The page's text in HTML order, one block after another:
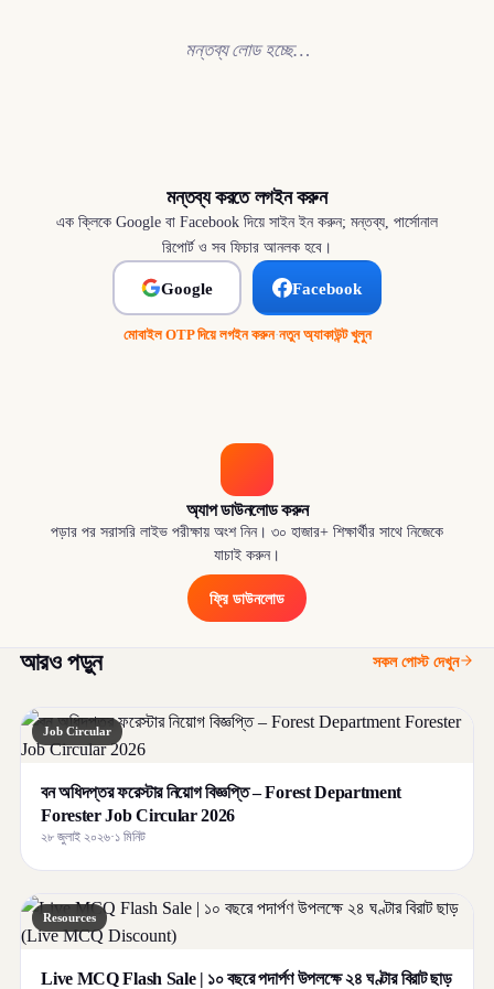
মন্তব্য লোড হচ্ছে…
মন্তব্য করতে লগইন করুন
এক ক্লিকে Google বা Facebook দিয়ে সাইন ইন করুন; মন্তব্য, পার্সোনাল
রিপোর্ট ও সব ফিচার আনলক হবে।
Google Facebook
মোবাইল OTP দিয়ে লগইন করুন·নতুন অ্যাকাউন্ট খুলুন
অ্যাপ ডাউনলোড করুন
পড়ার পর সরাসরি লাইভ পরীক্ষায় অংশ নিন। ৩০ হাজার+ শিক্ষার্থীর সাথে নিজেকে
যাচাই করুন।
ফ্রি ডাউনলোড
আরও পড়ুন সকল পোস্ট দেখুন
Job Circular
বন অধিদপ্তর ফরেস্টার নিয়োগ বিজ্ঞপ্তি – Forest Department
Forester Job Circular 2026
২৮ জুলাই ২০২৬·১ মিনিট
Resources
Live MCQ Flash Sale | ১০ বছরে পদার্পণ উপলক্ষে ২৪ ঘণ্টার বিরাট ছাড়